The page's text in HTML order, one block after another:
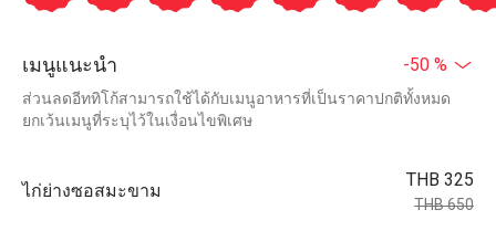
เมนูแนะนำ -50 %
ส่วนลดอีททิโก้สามารถใช้ได้กับเมนูอาหารที่เป็นราคาปกติทั้งหมด
ยกเว้นเมนูที่ระบุไว้ในเงื่อนไขพิเศษ
ไก่ย่างซอสมะขาม
THB 325
THB 650